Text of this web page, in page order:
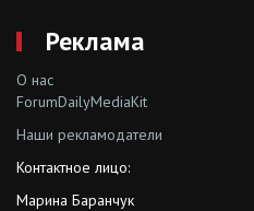
Реклама
О нас
ForumDailyMediaKit
Наши рекламодатели
Контактное лицо:
Марина Баранчук